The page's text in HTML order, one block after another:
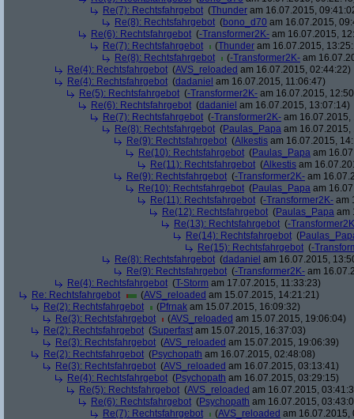
Re(7): Rechtsfahrgebot (Thunder am 16.07.2015,
Re(8): Rechtsfahrgebot (bono_d70 am 16.07.2015,
Re(6): Rechtsfahrgebot (-Transformer2K- am 16.07.2015,
Re(7): Rechtsfahrgebot
(Thunder am 16.07.2015,
Re(8): Rechtsfahrgebot
(-Transformer2K- am
Re(4): Rechtsfahrgebot (AVS_reloaded am 16.07.2015, 02:44:22)
Re(4): Rechtsfahrgebot (dadaniel am 16.07.2015, 11:06:47)
Re(5): Rechtsfahrgebot (-Transformer2K- am 16.07.2015,
Re(6): Rechtsfahrgebot (dadaniel am 16.07.2015, 13:07:14)
Re(7): Rechtsfahrgebot (-Transformer2K- am 16.07.2015,
Re(8): Rechtsfahrgebot (Paulas_Papa am 16.07.2015,
Re(9): Rechtsfahrgebot (Alkestis am 16.07.2015,
Re(10): Rechtsfahrgebot (Paulas_Papa am
Re(11): Rechtsfahrgebot (Alkestis am
Re(9): Rechtsfahrgebot (-Transformer2K- am
Re(10): Rechtsfahrgebot (Paulas_Papa am
Re(11): Rechtsfahrgebot (-Transformer2K- am
Re(12): Rechtsfahrgebot (Paulas_Papa am
Re(13): Rechtsfahrgebot (-
Re(14): Rechtsfahrgebot (
Re(15): Rechtsfahrgebot (-
Re(8): Rechtsfahrgebot (dadaniel am 16.07.2015,
Re(9): Rechtsfahrgebot (-Transformer2K- am
Re(4): Rechtsfahrgebot (T-Storm am 17.07.2015, 11:33:23)
Re: Rechtsfahrgebot
(AVS_reloaded am 15.07.2015, 14:21:21)
Re(2): Rechtsfahrgebot
(Pfrnak am 15.07.2015, 16:09:32)
Re(3): Rechtsfahrgebot
(AVS_reloaded am 15.07.2015, 19:06:04)
Re(2): Rechtsfahrgebot (Superfast am 15.07.2015, 16:37:03)
Re(3): Rechtsfahrgebot (AVS_reloaded am 15.07.2015, 19:06:39)
Re(2): Rechtsfahrgebot (Psychopath am 16.07.2015, 02:48:08)
Re(3): Rechtsfahrgebot (AVS_reloaded am 16.07.2015, 03:13:41)
Re(4): Rechtsfahrgebot (Psychopath am 16.07.2015, 03:29:15)
Re(5): Rechtsfahrgebot (AVS_reloaded am 16.07.2015,
Re(6): Rechtsfahrgebot (Psychopath am 16.07.2015,
Re(7): Rechtsfahrgebot
(AVS_reloaded am 16.07.2015,